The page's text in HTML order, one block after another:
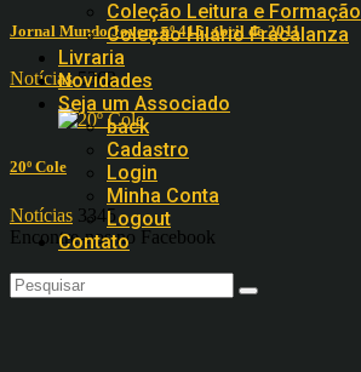
Coleção Leitura e Formação
Coleção Hilário Fracalanza
Livraria
Novidades
Seja um Associado
back
Cadastro
Login
Minha Conta
Logout
Contato
Jornal Mundo Jovem nº 415, abril de 2011
Notícias 5362
20º Cole
Notícias 3345
Encontre-nos no Facebook